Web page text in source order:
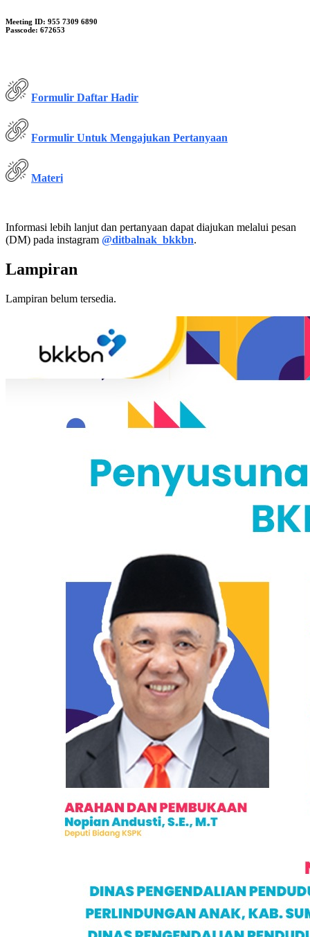
Meeting ID: 955 7309 6890
Passcode: 672653
Formulir Daftar Hadir
Formulir Untuk Mengajukan Pertanyaan
Materi
Informasi lebih lanjut dan pertanyaan dapat diajukan melalui pesan
(DM) pada instagram @ditbalnak_bkkbn.
Lampiran
Lampiran belum tersedia.